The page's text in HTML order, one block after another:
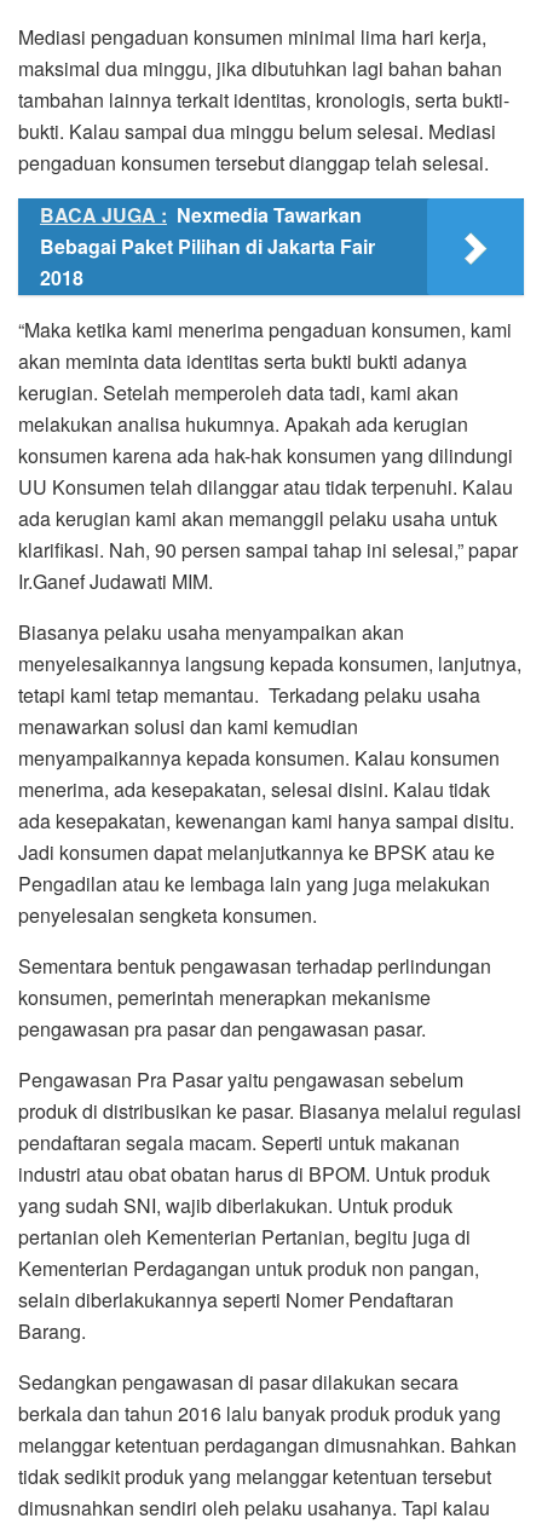
Mediasi pengaduan konsumen minimal lima hari kerja,
maksimal dua minggu, jika dibutuhkan lagi bahan bahan
tambahan lainnya terkait identitas, kronologis, serta bukti-
bukti. Kalau sampai dua minggu belum selesai. Mediasi
pengaduan konsumen tersebut dianggap telah selesai.
BACA JUGA : Nexmedia Tawarkan
Bebagai Paket Pilihan di Jakarta Fair
2018
“Maka ketika kami menerima pengaduan konsumen, kami
akan meminta data identitas serta bukti bukti adanya
kerugian. Setelah memperoleh data tadi, kami akan
melakukan analisa hukumnya. Apakah ada kerugian
konsumen karena ada hak-hak konsumen yang dilindungi
UU Konsumen telah dilanggar atau tidak terpenuhi. Kalau
ada kerugian kami akan memanggil pelaku usaha untuk
klarifikasi. Nah, 90 persen sampai tahap ini selesai,” papar
Ir.Ganef Judawati MIM.
Biasanya pelaku usaha menyampaikan akan
menyelesaikannya langsung kepada konsumen, lanjutnya,
tetapi kami tetap memantau. Terkadang pelaku usaha
menawarkan solusi dan kami kemudian
menyampaikannya kepada konsumen. Kalau konsumen
menerima, ada kesepakatan, selesai disini. Kalau tidak
ada kesepakatan, kewenangan kami hanya sampai disitu.
Jadi konsumen dapat melanjutkannya ke BPSK atau ke
Pengadilan atau ke lembaga lain yang juga melakukan
penyelesaian sengketa konsumen.
Sementara bentuk pengawasan terhadap perlindungan
konsumen, pemerintah menerapkan mekanisme
pengawasan pra pasar dan pengawasan pasar.
Pengawasan Pra Pasar yaitu pengawasan sebelum
produk di distribusikan ke pasar. Biasanya melalui regulasi
pendaftaran segala macam. Seperti untuk makanan
industri atau obat obatan harus di BPOM. Untuk produk
yang sudah SNI, wajib diberlakukan. Untuk produk
pertanian oleh Kementerian Pertanian, begitu juga di
Kementerian Perdagangan untuk produk non pangan,
selain diberlakukannya seperti Nomer Pendaftaran
Barang.
Sedangkan pengawasan di pasar dilakukan secara
berkala dan tahun 2016 lalu banyak produk produk yang
melanggar ketentuan perdagangan dimusnahkan. Bahkan
tidak sedikit produk yang melanggar ketentuan tersebut
dimusnahkan sendiri oleh pelaku usahanya. Tapi kalau